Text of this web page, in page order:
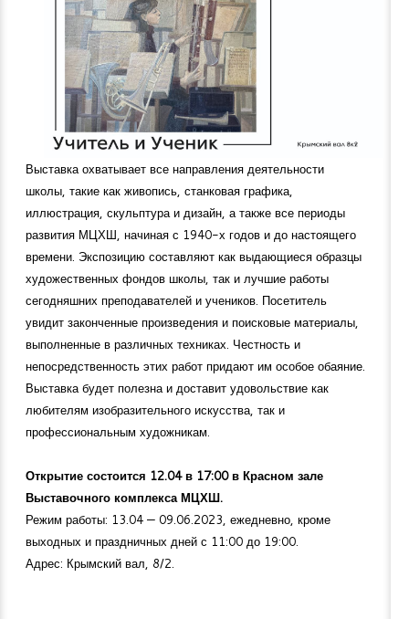
Выставка охватывает все направления деятельности
школы, такие как живопись, станковая графика,
иллюстрация, скульптура и дизайн, а также все периоды
развития МЦХШ, начиная с 1940-х годов и до настоящего
времени. Экспозицию составляют как выдающиеся образцы
художественных фондов школы, так и лучшие работы
сегодняшних преподавателей и учеников. Посетитель
увидит законченные произведения и поисковые материалы,
выполненные в различных техниках. Честность и
непосредственность этих работ придают им особое обаяние.
Выставка будет полезна и доставит удовольствие как
любителям изобразительного искусства, так и
профессиональным художникам.
Открытие состоится 12.04 в 17:00 в Красном зале
Выставочного комплекса МЦХШ.
Режим работы: 13.04 — 09.06.2023, ежедневно, кроме
выходных и праздничных дней с 11:00 до 19:00.
Адрес: Крымский вал, 8/2.